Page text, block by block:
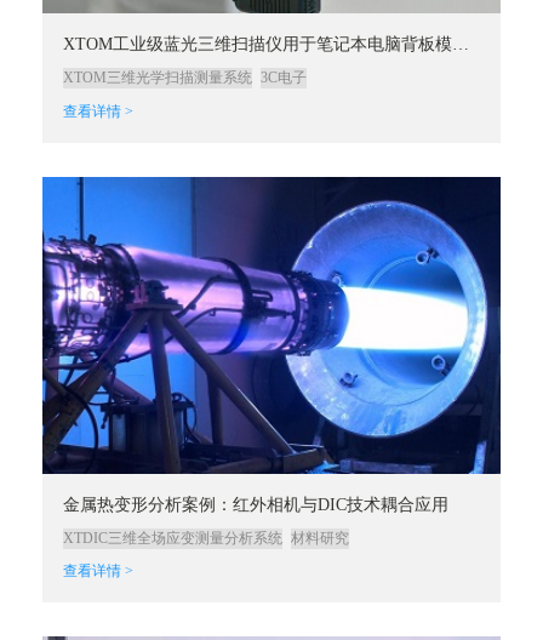
XTOM工业级蓝光三维扫描仪用于笔记本电脑背板模具全尺寸检测
XTOM三维光学扫描测量系统 3C电子
查看详情 >
金属热变形分析案例：红外相机与DIC技术耦合应用
XTDIC三维全场应变测量分析系统 材料研究
查看详情 >